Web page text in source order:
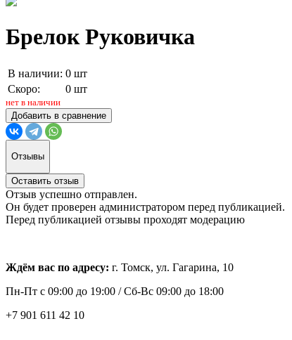
Брелок Руковичка
В наличии: 0 шт
Скоро:
0 шт
нет в наличии
Добавить в сравнение
Отзывы
Оставить отзыв
Отзыв успешно отправлен.
Он будет проверен администратором перед публикацией.
Перед публикацией отзывы проходят модерацию
Ждём вас по адресу: г. Томск, ул. Гагарина, 10
Пн-Пт с 09:00 до 19:00 /Сб-Вс 09:00 до 18:00
+7 901 611 42 10